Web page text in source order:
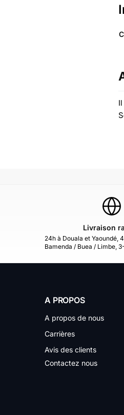
Livraison
24h à Douala et Yaoundé,
Bamenda / Buea / Limbe,
A PROPOS
A propos de nous
Carrières
Avis des clients
Contactez nous